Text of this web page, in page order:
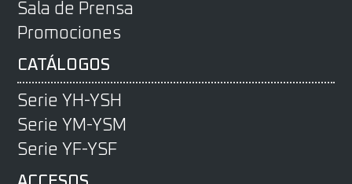
Sala de Prensa
Promociones
CATÁLOGOS
Serie YH-YSH
Serie YM-YSM
Serie YF-YSF